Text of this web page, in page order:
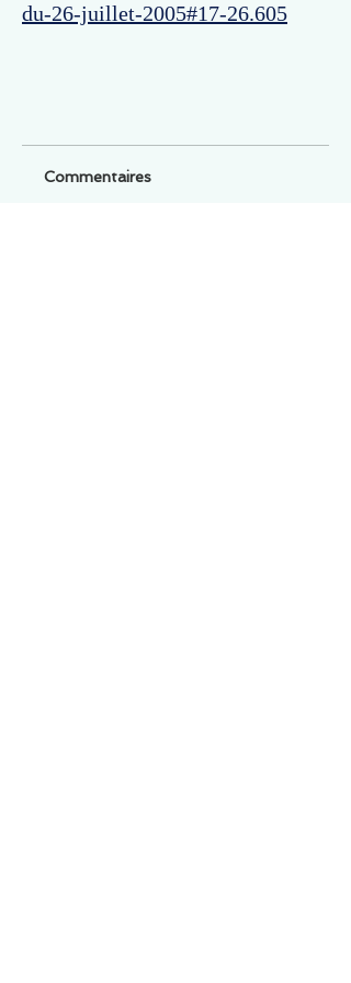
du-26-juillet-2005#17-26.605
Commentaires